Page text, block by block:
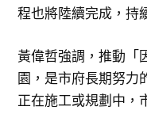
程也將陸續完成，持
黃偉哲強調，推動「
園，是市府長期努力
正在施工或規劃中，